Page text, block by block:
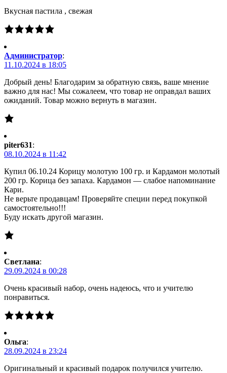
Вкусная пастила , свежая
Администратор:
11.10.2024 в 18:05
Добрый день! Благодарим за обратную связь, ваше мнение
важно для нас! Мы сожалеем, что товар не оправдал ваших
ожиданий. Товар можно вернуть в магазин.
piter631:
08.10.2024 в 11:42
Купил 06.10.24 Корицу молотую 100 гр. и Кардамон молотый
200 гр. Корица без запаха. Кардамон — слабое напоминание
Кари.
Не верьте продавцам! Проверяйте специи перед покупкой
самостоятельно!!!
Буду искать другой магазин.
Светлана:
29.09.2024 в 00:28
Очень красивый набор, очень надеюсь, что и учителю
понравиться.
Ольга:
28.09.2024 в 23:24
Оригинальный и красивый подарок получился учителю.